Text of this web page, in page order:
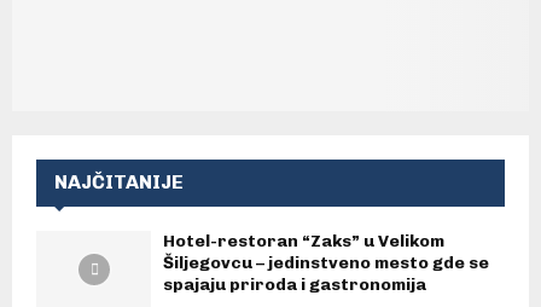
NAJČITANIJE
Hotel-restoran “Zaks” u Velikom
Šiljegovcu – jedinstveno mesto gde se
spajaju priroda i gastronomija